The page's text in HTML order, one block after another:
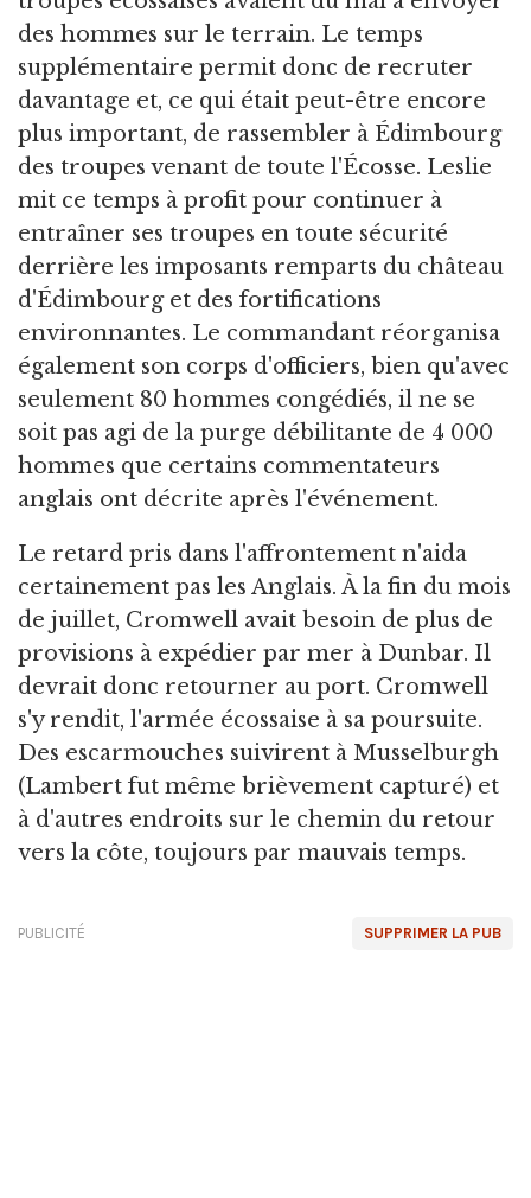
des hommes sur le terrain. Le temps
supplémentaire permit donc de recruter
davantage et, ce qui était peut-être encore
plus important, de rassembler à Édimbourg
des troupes venant de toute l'Écosse. Leslie
mit ce temps à profit pour continuer à
entraîner ses troupes en toute sécurité
derrière les imposants remparts du château
d'Édimbourg et des fortifications
environnantes. Le commandant réorganisa
également son corps d'officiers, bien qu'avec
seulement 80 hommes congédiés, il ne se
soit pas agi de la purge débilitante de 4 000
hommes que certains commentateurs
anglais ont décrite après l'événement.
Le retard pris dans l'affrontement n'aida
certainement pas les Anglais. À la fin du mois
de juillet, Cromwell avait besoin de plus de
provisions à expédier par mer à Dunbar. Il
devrait donc retourner au port. Cromwell
s'y rendit, l'armée écossaise à sa poursuite.
Des escarmouches suivirent à Musselburgh
(Lambert fut même brièvement capturé) et
à d'autres endroits sur le chemin du retour
vers la côte, toujours par mauvais temps.
SUPPRIMER LA PUB
PUBLICITÉ